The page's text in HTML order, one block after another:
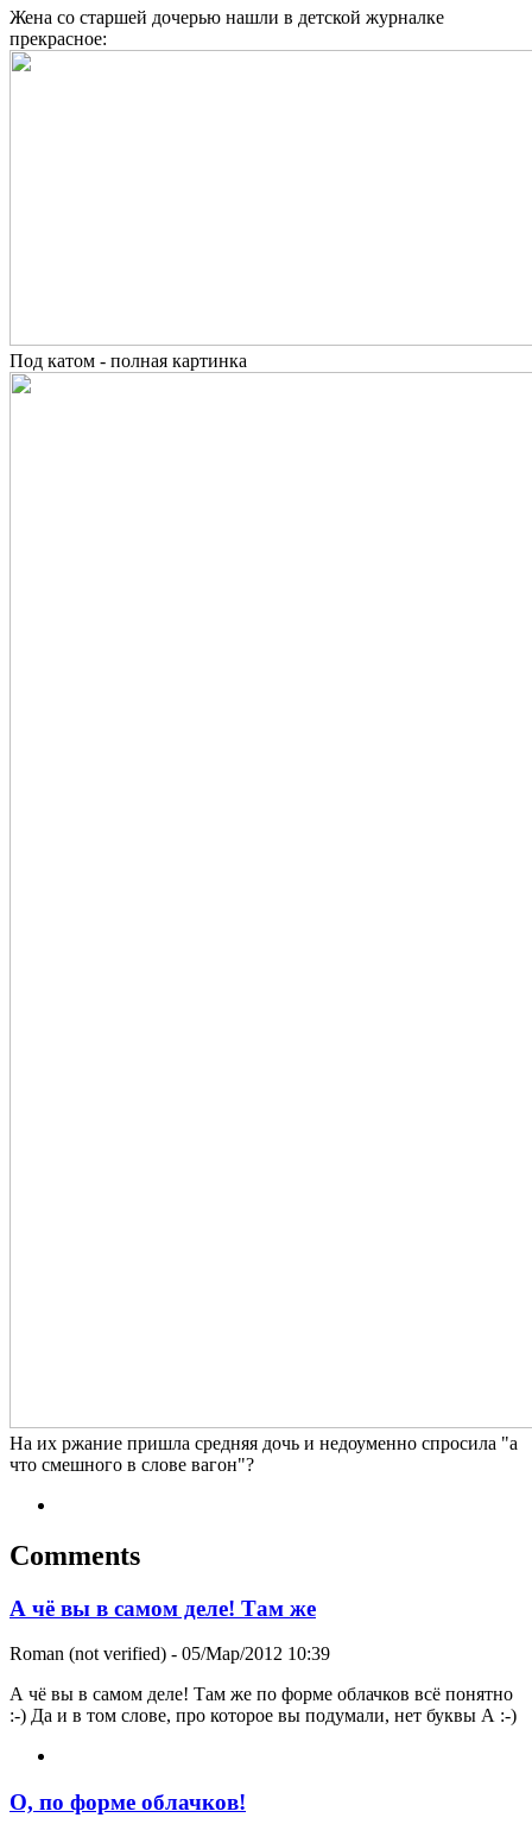
Жена со старшей дочерью нашли в детской журналке
прекрасное:
Под катом - полная картинка
На их ржание пришла средняя дочь и недоуменно спросила "а
что смешного в слове вагон"?
Comments
А чё вы в самом деле! Там же
Roman (not verified) - 05/Мар/2012 10:39
А чё вы в самом деле! Там же по форме облачков всё понятно
:-) Да и в том слове, про которое вы подумали, нет буквы А :-)
О, по форме облачков!